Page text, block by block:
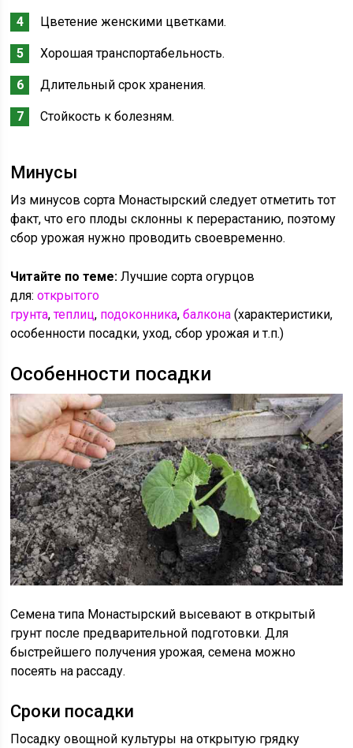
Цветение женскими цветками.
Хорошая транспортабельность.
Длительный срок хранения.
Стойкость к болезням.
Минусы
Из минусов сорта Монастырский следует отметить тот
факт, что его плоды склонны к перерастанию, поэтому
сбор урожая нужно проводить своевременно.
Читайте по теме:Лучшие сорта огурцов
для:открытого
грунта,теплиц, подоконника,балкона (характеристики,
особенности посадки, уход, сбор урожая и т.п.)
Особенности посадки
Семена типа Монастырский высевают в открытый
грунт после предварительной подготовки. Для
быстрейшего получения урожая, семена можно
посеять на рассаду.
Сроки посадки
Посадку овощной культуры на открытую грядку